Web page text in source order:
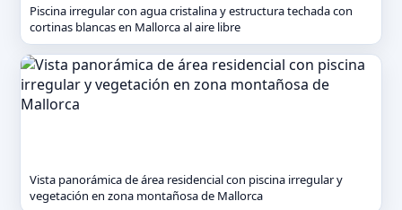
Piscina irregular con agua cristalina y estructura techada con
cortinas blancas en Mallorca al aire libre
Vista panorámica de área residencial con piscina irregular y
vegetación en zona montañosa de Mallorca